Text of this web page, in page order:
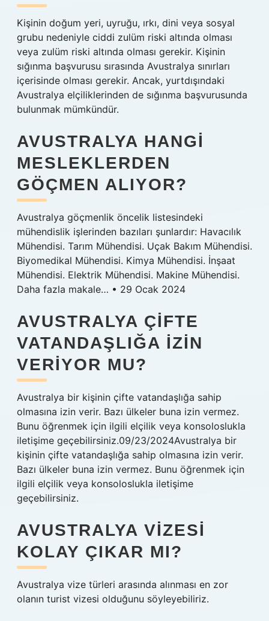
Kişinin doğum yeri, uyruğu, ırkı, dini veya sosyal
grubu nedeniyle ciddi zulüm riski altında olması
veya zulüm riski altında olması gerekir. Kişinin
sığınma başvurusu sırasında Avustralya sınırları
içerisinde olması gerekir. Ancak, yurtdışındaki
Avustralya elçiliklerinden de sığınma başvurusunda
bulunmak mümkündür.
AVUSTRALYA HANGI
MESLEKLERDEN
GÖÇMEN ALIYOR?
Avustralya göçmenlik öncelik listesindeki
mühendislik işlerinden bazıları şunlardır: Havacılık
Mühendisi. Tarım Mühendisi. Uçak Bakım Mühendisi.
Biyomedikal Mühendisi. Kimya Mühendisi. İnşaat
Mühendisi. Elektrik Mühendisi. Makine Mühendisi.
Daha fazla makale… • 29 Ocak 2024
AVUSTRALYA ÇIFTE
VATANDAŞLIĞA IZIN
VERIYOR MU?
Avustralya bir kişinin çifte vatandaşlığa sahip
olmasına izin verir. Bazı ülkeler buna izin vermez.
Bunu öğrenmek için ilgili elçilik veya konsoloslukla
iletişime geçebilirsiniz.09/23/2024Avustralya bir
kişinin çifte vatandaşlığa sahip olmasına izin verir.
Bazı ülkeler buna izin vermez. Bunu öğrenmek için
ilgili elçilik veya konsoloslukla iletişime
geçebilirsiniz.
AVUSTRALYA VIZESI
KOLAY ÇIKAR MI?
Avustralya vize türleri arasında alınması en zor
olanın turist vizesi olduğunu söyleyebiliriz.